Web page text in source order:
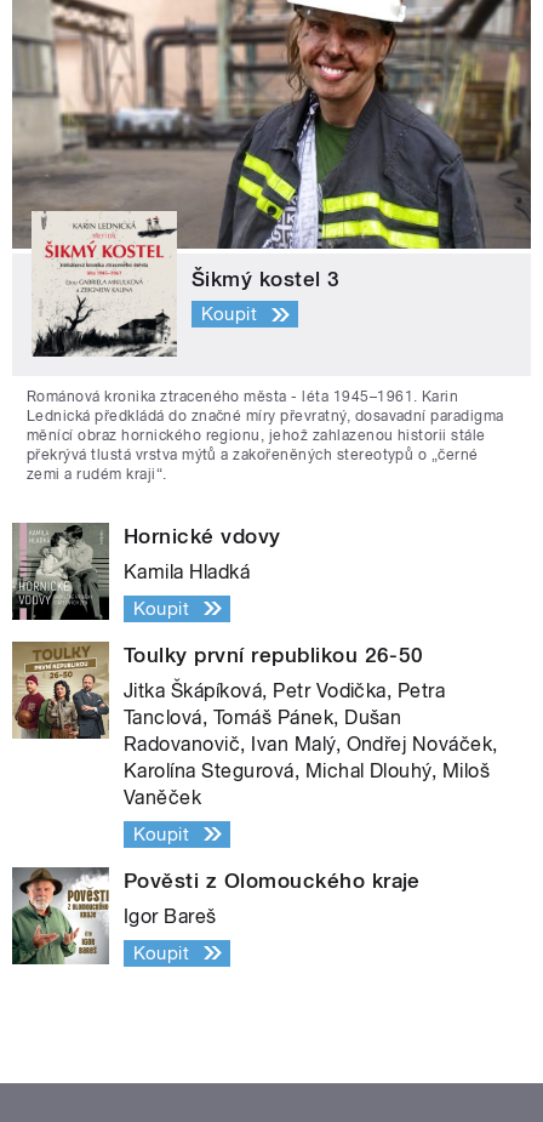
Šikmý kostel 3
Koupit
Románová kronika ztraceného města - léta 1945–1961. Karin
Lednická předkládá do značné míry převratný, dosavadní paradigma
měnící obraz hornického regionu, jehož zahlazenou historii stále
překrývá tlustá vrstva mýtů a zakořeněných stereotypů o „černé
zemi a rudém kraji“.
Hornické vdovy
Kamila Hladká
Koupit
Toulky první republikou 26-50
Jitka Škápíková, Petr Vodička, Petra
Tanclová, Tomáš Pánek, Dušan
Radovanovič, Ivan Malý, Ondřej Nováček,
Karolína Stegurová, Michal Dlouhý, Miloš
Vaněček
Koupit
Pověsti z Olomouckého kraje
Igor Bareš
Koupit